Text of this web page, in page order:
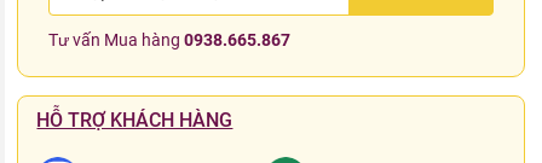
Tư vấn Mua hàng0938.665.867
HỖ TRỢ KHÁCH HÀNG